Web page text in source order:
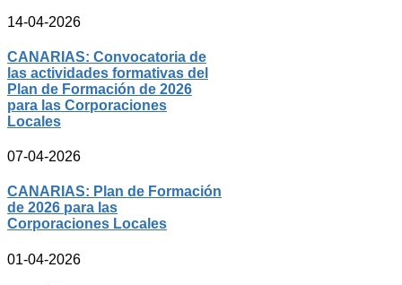
14-04-2026
CANARIAS: Convocatoria de
las actividades formativas del
Plan de Formación de 2026
para las Corporaciones
Locales
07-04-2026
CANARIAS: Plan de Formación
de 2026 para las
Corporaciones Locales
01-04-2026